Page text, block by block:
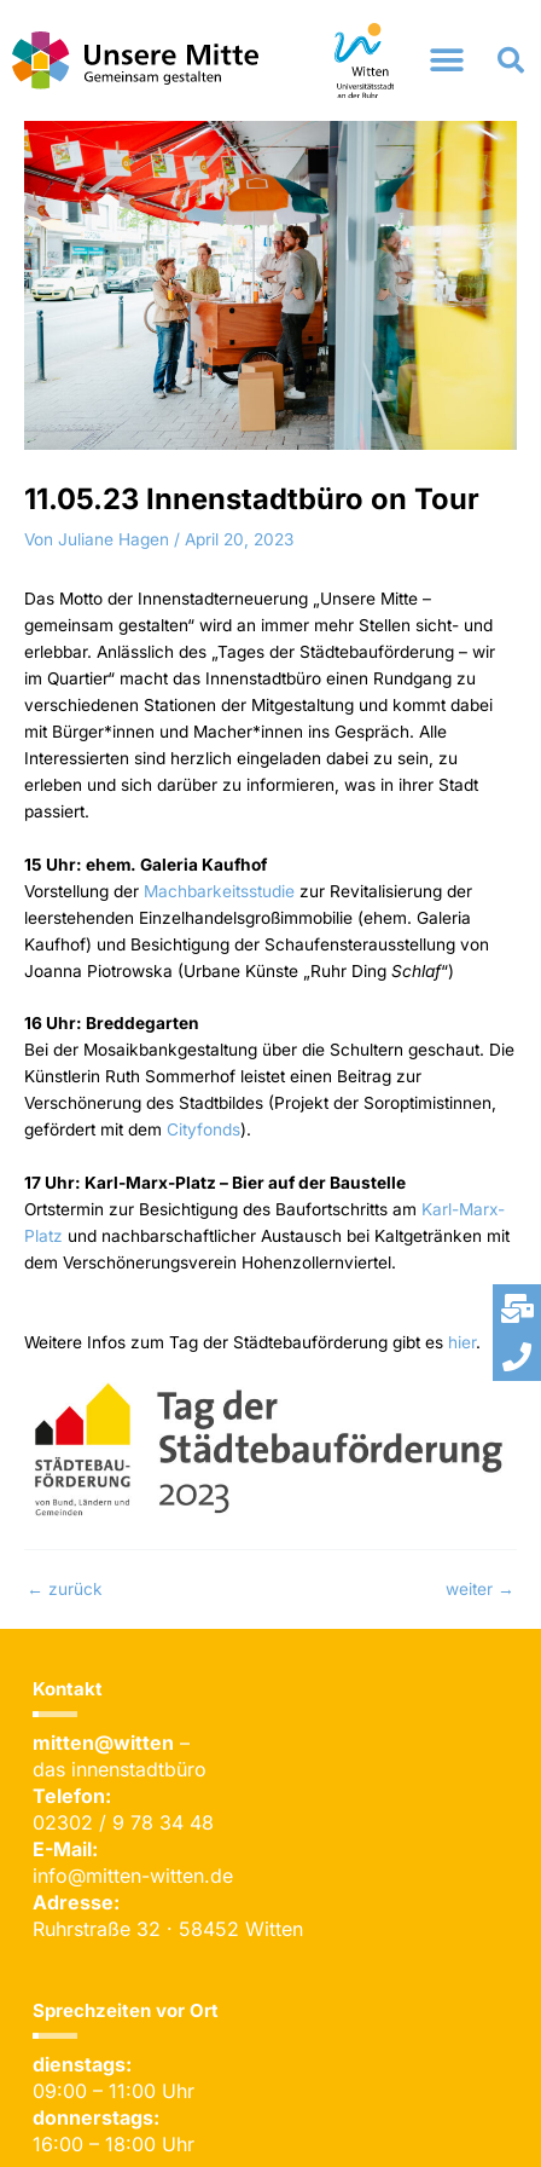
Inhalt
springen
11.05.23 Innenstadtbüro on Tour
Von Juliane Hagen / April 20, 2023
Das Motto der Innenstadterneuerung „Unsere Mitte –
gemeinsam gestalten“ wird an immer mehr Stellen sicht- und
erlebbar. Anlässlich des „Tages der Städtebauförderung – wir
im Quartier“ macht das Innenstadtbüro einen Rundgang zu
verschiedenen Stationen der Mitgestaltung und kommt dabei
mit Bürger*innen und Macher*innen ins Gespräch. Alle
Interessierten sind herzlich eingeladen dabei zu sein, zu
erleben und sich darüber zu informieren, was in ihrer Stadt
passiert.
15 Uhr: ehem. Galeria Kaufhof
Vorstellung der Machbarkeitsstudie zur Revitalisierung der
leerstehenden Einzelhandelsgroßimmobilie (ehem. Galeria
Kaufhof) und Besichtigung der Schaufensterausstellung von
Joanna Piotrowska (Urbane Künste „Ruhr Ding Schlaf“)
16 Uhr: Breddegarten
Bei der Mosaikbankgestaltung über die Schultern geschaut. Die
Künstlerin Ruth Sommerhof leistet einen Beitrag zur
Verschönerung des Stadtbildes (Projekt der Soroptimistinnen,
gefördert mit dem Cityfonds).
17 Uhr: Karl-Marx-Platz – Bier auf der Baustelle
Ortstermin zur Besichtigung des Baufortschritts am Karl-Marx-
Platz und nachbarschaftlicher Austausch bei Kaltgetränken mit
dem Verschönerungsverein Hohenzollernviertel.
Weitere Infos zum Tag der Städtebauförderung gibt es hier.
← zurück weiter →
Kontakt
mitten@witten –
das innenstadtbüro
Telefon:
02302 / 9 78 34 48
E-Mail:
info@mitten-witten.de
Adresse:
Ruhrstraße 32 · 58452 Witten
Sprechzeiten vor Ort
dienstags:
09:00 – 11:00 Uhr
donnerstags:
16:00 – 18:00 Uhr